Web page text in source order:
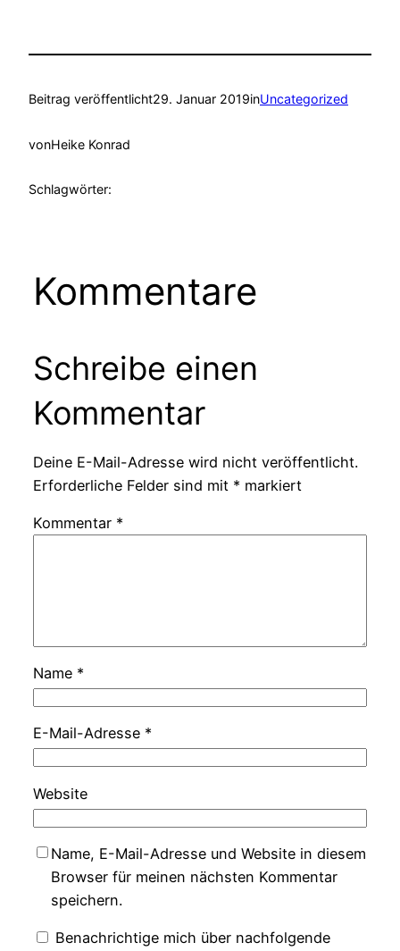
Beitrag veröffentlicht29. Januar 2019inUncategorized
vonHeike Konrad
Schlagwörter:
Kommentare
Schreibe einen
Kommentar
Deine E-Mail-Adresse wird nicht veröffentlicht.
Erforderliche Felder sind mit * markiert
Kommentar *
Name *
E-Mail-Adresse *
Website
Name, E-Mail-Adresse und Website in diesem
Browser für meinen nächsten Kommentar
speichern.
Benachrichtige mich über nachfolgende